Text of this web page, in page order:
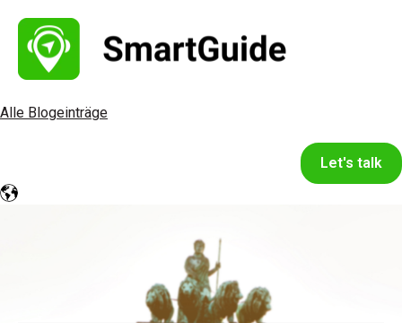
Alle Blogeinträge
Let's talk